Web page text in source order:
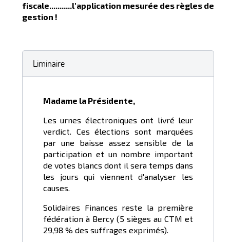
fiscale...........l'application mesurée des règles de
gestion !
Liminaire
Madame la Présidente,
Les urnes électroniques ont livré leur
verdict. Ces élections sont marquées
par une baisse assez sensible de la
participation et un nombre important
de votes blancs dont il sera temps dans
les jours qui viennent d'analyser les
causes.
Solidaires Finances reste la première
fédération à Bercy (5 sièges au CTM et
29,98 % des suffrages exprimés).